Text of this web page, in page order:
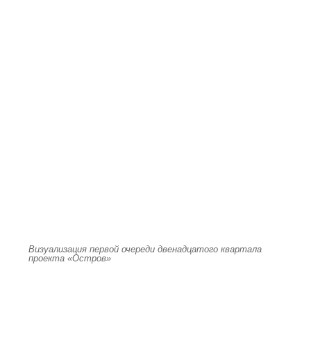
Визуализация первой очереди двенадцатого квартала
проекта «Остров»